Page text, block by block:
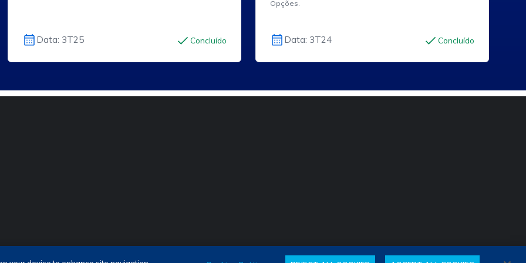
Data: 3T25 Concluído
Opções.
Data: 3T24 Concluído